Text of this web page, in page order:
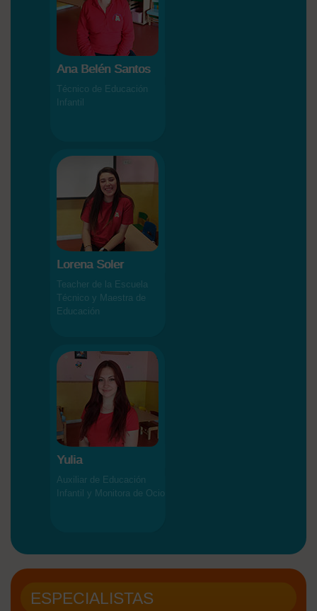
Ana Belén Santos
Técnico de Educación
Infantil
Lorena Soler
Teacher de la Escuela
Técnico y Maestra de
Educación
Yulia
Auxiliar de Educación
Infantil y Monitora de Ocio
ESPECIALISTAS